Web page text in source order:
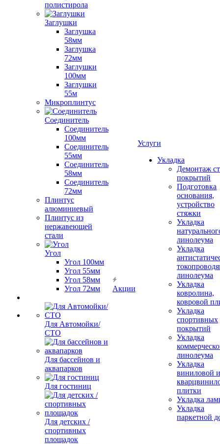
полистирола
Заглушки
Заглушка
58мм
Заглушка
72мм
Заглушки
100мм
Заглушки
55м
Микроплинтус
Соединитель
Соединитель
100мм
Соединитель
55мм
Соединитель
58мм
Соединитель
72мм
Плинтус
алюминиевый
Плинтус из
нержавеющей
стали
Угол
Угол 100мм
Угол 55мм
Угол 58мм
Угол 72мм
Для Автомойки/
СТО
Для бассейнов и
аквапарков
Для гостиниц
Для детских /
спортивных
площадок
Акции
Услуги
Укладка
Демонтаж
покрытий
Подготовка
основания,
устройство
стяжки
Укладка
линолеума
Укладка
линолеума
Укладка
ковролина,
ковровой
Укладка
спортивных
покрытий
Укладка
линолеума
Укладка
виниловой и
плитки
Укладка
Укладка
паркетной